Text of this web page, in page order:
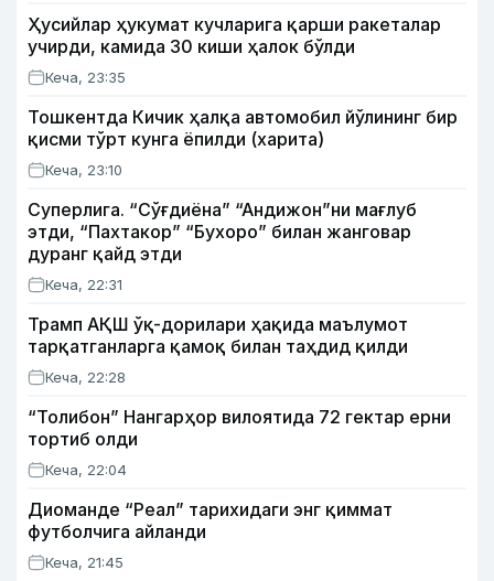
Ҳусийлар ҳукумат кучларига қарши ракеталар
учирди, камида 30 киши ҳалок бўлди
Кеча, 23:35
Тошкентда Кичик ҳалқа автомобил йўлининг бир
қисми тўрт кунга ёпилди (харита)
Кеча, 23:10
Суперлига. “Сўғдиёна” “Андижон”ни мағлуб
этди, “Пахтакор” “Бухоро” билан жанговар
дуранг қайд этди
Кеча, 22:31
Трамп АҚШ ўқ-дорилари ҳақида маълумот
тарқатганларга қамоқ билан таҳдид қилди
Кеча, 22:28
“Толибон” Нангарҳор вилоятида 72 гектар ерни
тортиб олди
Кеча, 22:04
Диоманде “Реал” тарихидаги энг қиммат
футболчига айланди
Кеча, 21:45